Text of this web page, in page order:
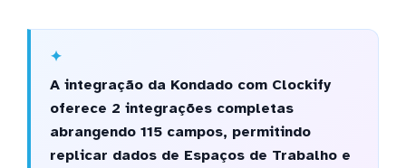
A integração da Kondado com Clockify
oferece 2 integrações completas
abrangendo 115 campos, permitindo
replicar dados de Espaços de Trabalho e